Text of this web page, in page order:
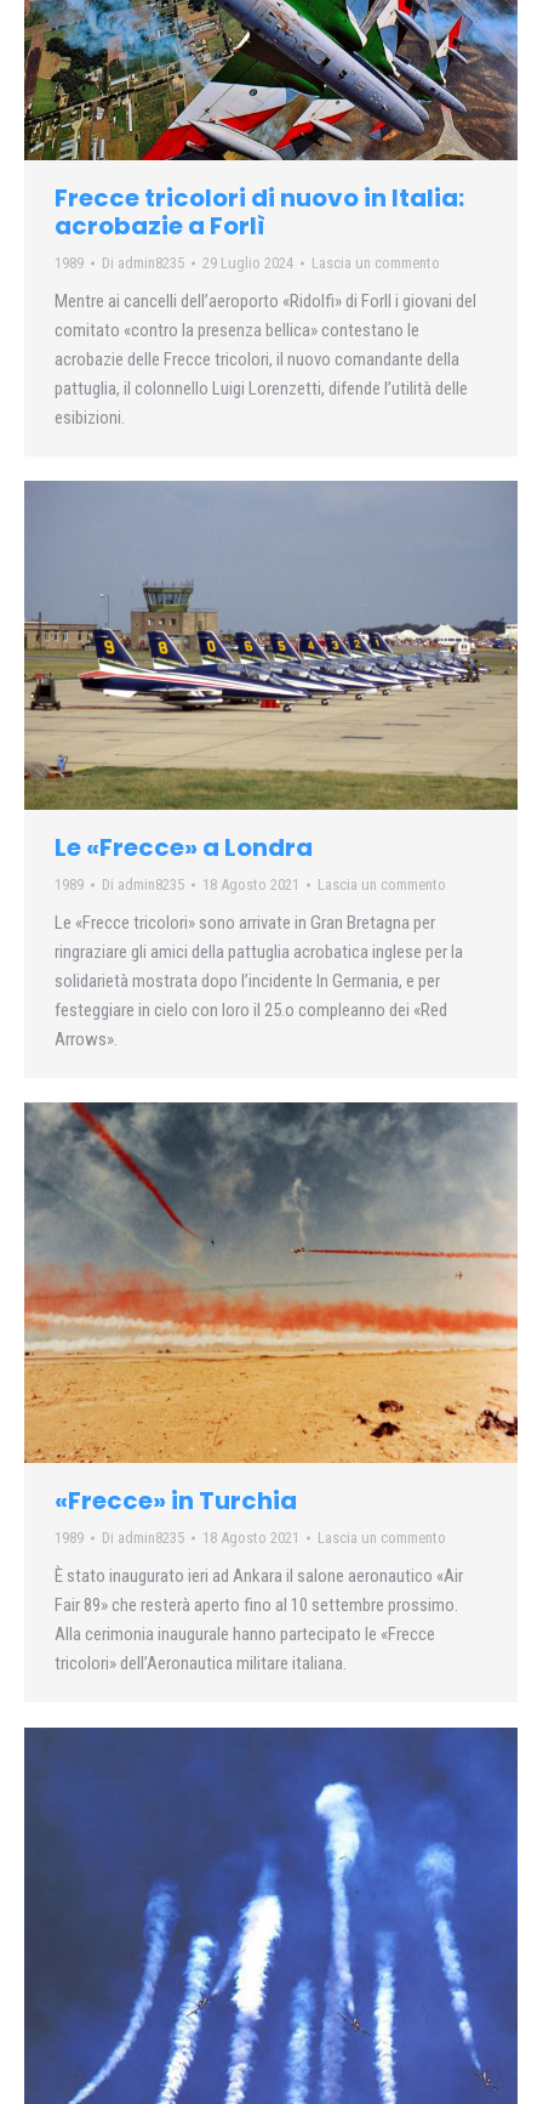
Frecce tricolori di nuovo in Italia:
acrobazie a Forlì
1989 Di admin8235 29 Luglio 2024 Lascia un commento
Mentre ai cancelli dell’aeroporto «Ridolfi» di Forll i giovani del
comitato «contro la presenza bellica» contestano le
acrobazie delle Frecce tricolori, il nuovo comandante della
pattuglia, il colonnello Luigi Lorenzetti, difende l’utilità delle
esibizioni.
Le «Frecce» a Londra
1989 Di admin8235 18 Agosto 2021 Lascia un commento
Le «Frecce tricolori» sono arrivate in Gran Bretagna per
ringraziare gli amici della pattuglia acrobatica inglese per la
solidarietà mostrata dopo l’incidente In Germania, e per
festeggiare in cielo con loro il 25.o compleanno dei «Red
Arrows».
«Frecce» in Turchia
1989 Di admin8235 18 Agosto 2021 Lascia un commento
È stato inaugurato ieri ad Ankara il salone aeronautico «Air
Fair 89» che resterà aperto fino al 10 settembre prossimo.
Alla cerimonia inaugurale hanno partecipato le «Frecce
tricolori» dell’Aeronautica militare italiana.